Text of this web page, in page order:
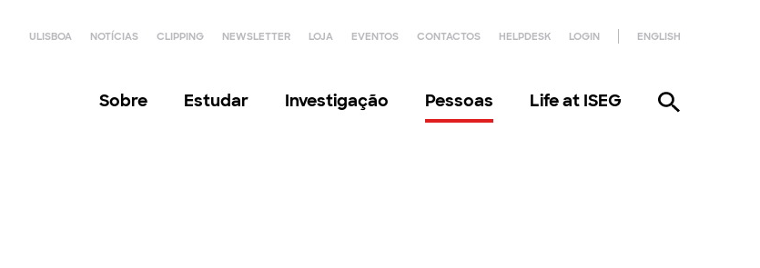
ULISBOA NOTÍCIAS CLIPPING NEWSLETTER LOJA EVENTOS CONTACTOS HELPDESK LOGIN ENGLISH
Sobre Estudar Investigação Pessoas Life at ISEG